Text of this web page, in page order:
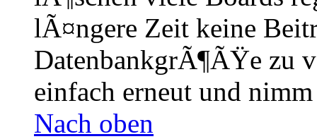
lÃ¤ngere Zeit keine
DatenbankgrÃ¶ÃŸe zu
einfach erneut und
Nach oben